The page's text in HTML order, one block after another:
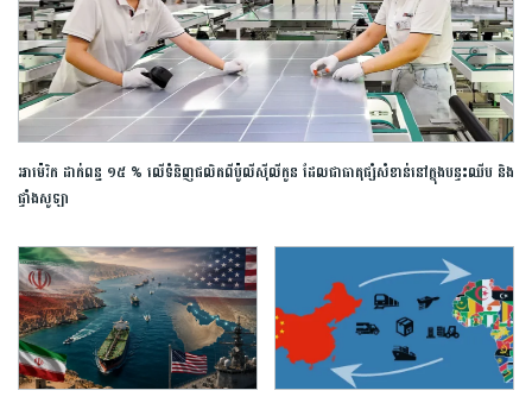
អាម៉េរិក ដាក់ពន្ធ ១៥ % លើទំនិញផលិតពីប៉ូលីស៊ីលីកូន ដែលជាធាតុផ្សំសំខាន់នៅក្នុងបន្ទះឈីប និង
ផ្ទាំងសូឡា